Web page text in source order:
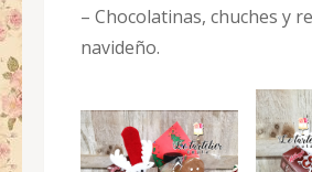
– Chocolatinas, chuches y
navideño.